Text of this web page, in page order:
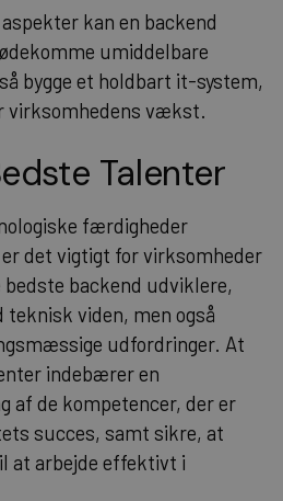
kan en backend
umiddelbare
bygge et holdbart it-system,
virksomhedens vækst.
Talenter
færdigheder
det vigtigt for virksomheder
backend udviklere,
viden, men også
udfordringer. At
indebærer en
af de kompetencer, der er
succes, samt sikre, at
at arbejde effektivt i